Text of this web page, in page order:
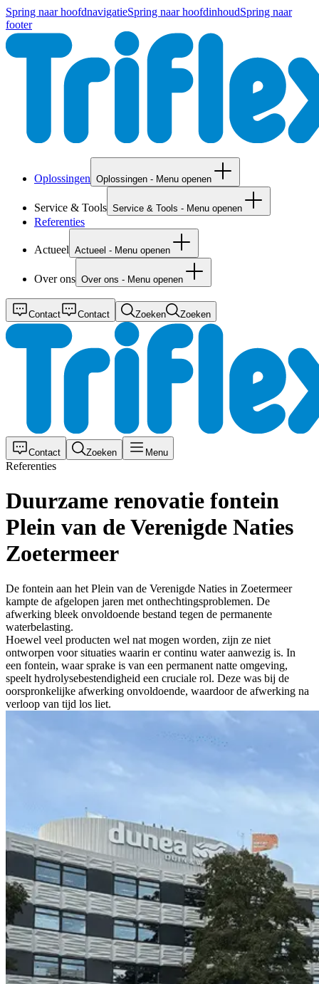
Spring naar hoofdnavigatieSpring naar hoofdinhoudSpring naar
footer
Oplossingen Oplossingen - Menu openen
Service & Tools Service & Tools - Menu openen
Referenties
Actueel Actueel - Menu openen
Over ons Over ons - Menu openen
Contact Contact Zoeken Zoeken
Contact Zoeken Menu
Referenties
Duurzame renovatie fontein
Plein van de Verenigde Naties
Zoetermeer
De fontein aan het Plein van de Verenigde Naties in Zoetermeer
kampte de afgelopen jaren met onthechtingsproblemen. De
afwerking bleek onvoldoende bestand tegen de permanente
waterbelasting.
Hoewel veel producten wel nat mogen worden, zijn ze niet
ontworpen voor situaties waarin er continu water aanwezig is. In
een fontein, waar sprake is van een permanent natte omgeving,
speelt hydrolysebestendigheid een cruciale rol. Deze was bij de
oorspronkelijke afwerking onvoldoende, waardoor de afwerking na
verloop van tijd los liet.